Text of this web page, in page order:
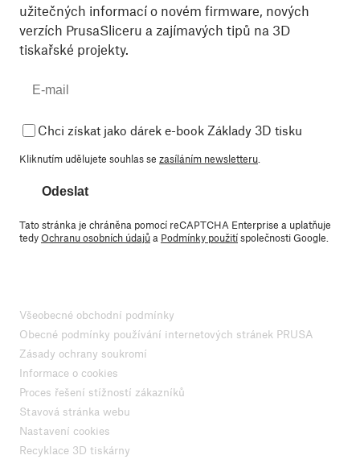
užitečných informací o novém firmware, nových
verzích PrusaSliceru a zajímavých tipů na 3D
tiskařské projekty.
Chci získat jako dárek e-book Základy 3D tisku
Kliknutím udělujete souhlas se zasíláním newsletteru
Odeslat
Tato stránka je chráněna pomocí reCAPTCHA Enterprise a uplatňuje
tedyOchranu osobních údajůa Podmínky použitíspolečnosti Google.
Všeobecné obchodní podmínky
Obecné podmínky používání internetových stránek PRUSA
Zásady ochrany soukromí
Informace o cookies
Proces řešení stížností zákazníků
Stavová stránka webu
Nastavení cookies
Recyklace 3D tiskárny